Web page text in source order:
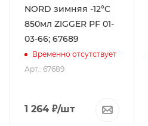
NORD зимняя -12°C
850мл ZIGGER PF 01-
03-66; 67689
Временно отсутствует
Арт.: 67689
1 264 ₽/шт